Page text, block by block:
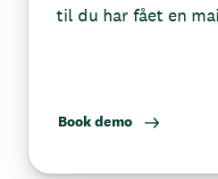
til du har fået en
Book demo